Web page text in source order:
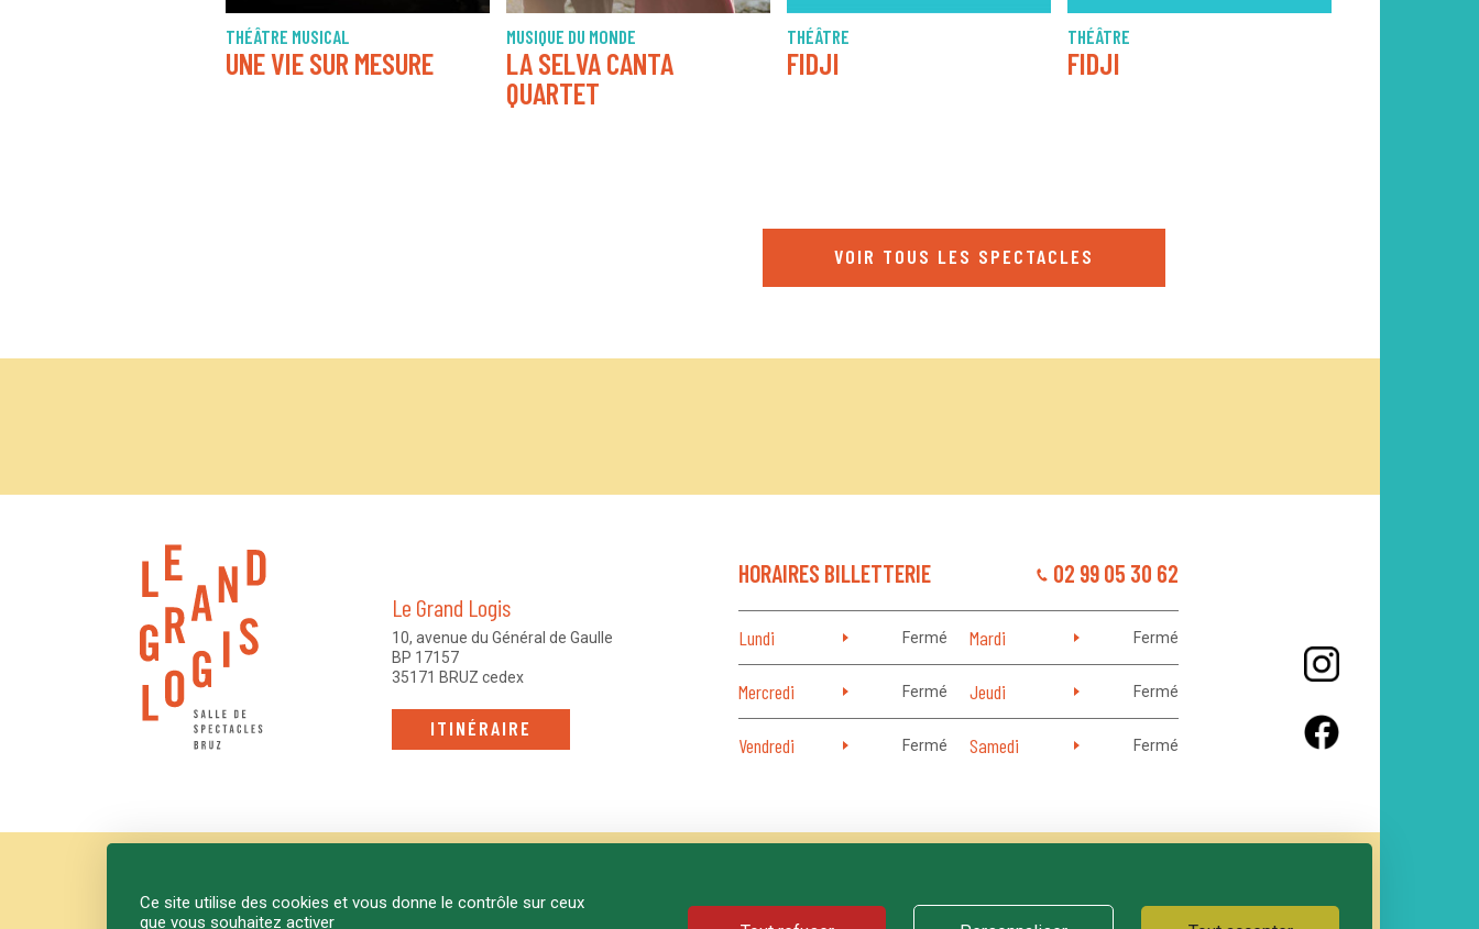
THÉÂTRE MUSICAL
UNE VIE SUR MESURE
MUSIQUE DU MONDE
LA SELVA CANTA
QUARTET
THÉÂTRE
FIDJI
THÉÂTRE
FIDJI
VOIR TOUS LES SPECTACLES
Le Grand Logis
10, avenue du Général de Gaulle
BP 17157
35171 BRUZ cedex
ITINÉRAIRE
HORAIRES BILLETTERIE 02 99 05 30 62
Lundi Fermé Mardi Fermé
Mercredi Fermé Jeudi Fermé
Vendredi Fermé Samedi Fermé
PROGRAMMATION TARIFS LE GRAND LOGIS ACTIONS CULTURELLES
Ce site utilise des cookies et vous donne le contrôle sur ceux
que vous souhaitez activer